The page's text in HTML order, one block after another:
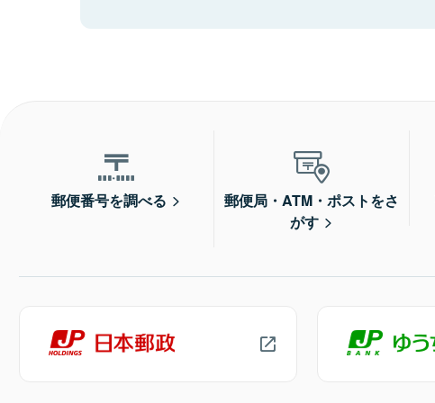
郵便番号を調べる
郵便局・ATM・ポストをさ
がす